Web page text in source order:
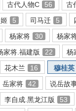
古代人物C 56
古
5 司马迁 5
杨家将 30
杨家
家将.福建版 22
杨
花木兰 16
穆桂英
岳家将 42
说岳故
李自成.黑龙江版
53